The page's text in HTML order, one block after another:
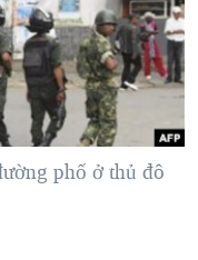
THẮNG CUỘC'
phố ở thủ đô